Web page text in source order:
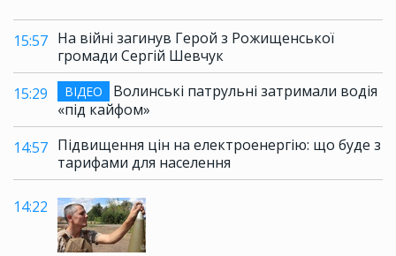
15:57 На війні загинув Герой з Рожищенської
громади Сергій Шевчук
15:29
ВІДЕО
Волинські патрульні затримали водія
«під кайфом»
14:57 Підвищення цін на електроенергію: що буде з
тарифами для населення
14:22